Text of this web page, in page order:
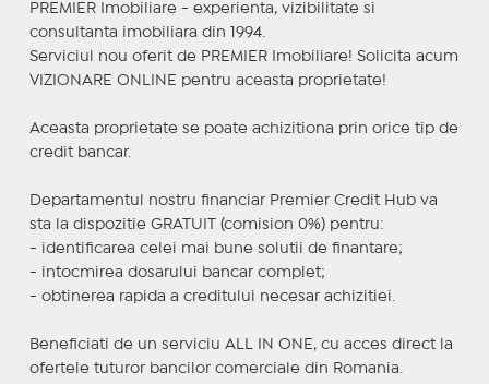
PREMIER Imobiliare - experienta, vizibilitate si
consultanta imobiliara din 1994.
Serviciul nou oferit de PREMIER Imobiliare! Solicita acum
VIZIONARE ONLINE pentru aceasta proprietate!
Aceasta proprietate se poate achizitiona prin orice tip de
credit bancar.
Departamentul nostru financiar Premier Credit Hub va
sta la dispozitie GRATUIT (comision 0%) pentru:
- identificarea celei mai bune solutii de finantare;
- intocmirea dosarului bancar complet;
- obtinerea rapida a creditului necesar achizitiei.
Beneficiati de un serviciu ALL IN ONE, cu acces direct la
ofertele tuturor bancilor comerciale din Romania.